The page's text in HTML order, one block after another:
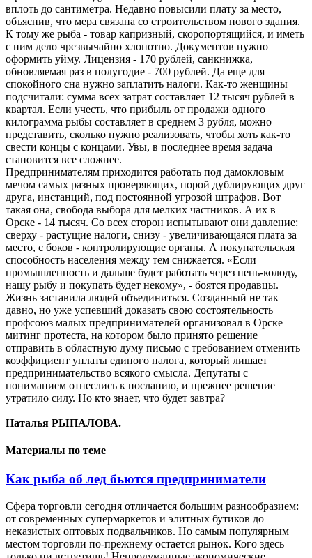
вплоть до сантиметра. Недавно повысили плату за место,
объяснив, что мера связана со строительством нового здания.
К тому же рыба - товар капризный, скоропортящийся, и иметь
с ним дело чрезвычайно хлопотно. Документов нужно
оформить уйму. Лицензия - 170 рублей, санкнижка,
обновляемая раз в полугодие - 700 рублей. Да еще для
спокойного сна нужно заплатить налоги. Как-то женщины
подсчитали: сумма всех затрат составляет 12 тысяч рублей в
квартал. Если учесть, что прибыль от продажи одного
килограмма рыбы составляет в среднем 3 рубля, можно
представить, сколько нужно реализовать, чтобы хоть как-то
свести концы с концами. Увы, в последнее время задача
становится все сложнее.
Предпринимателям приходится работать под дамокловым
мечом самых разных проверяющих, порой дублирующих друг
друга, инстанций, под постоянной угрозой штрафов. Вот
такая она, свобода выбора для мелких частников. А их в
Орске - 14 тысяч. Со всех сторон испытывают они давление:
сверху - растущие налоги, снизу - увеличивающаяся плата за
место, с боков - контролирующие органы. А покупательская
способность населения между тем снижается. «Если
промышленность и дальше будет работать через пень-колоду,
нашу рыбу и покупать будет некому», - боятся продавцы.
Жизнь заставила людей объединиться. Созданный не так
давно, но уже успевший доказать свою состоятельность
профсоюз малых предпринимателей организовал в Орске
митинг протеста, на котором было принято решение
отправить в областную думу письмо с требованием отменить
коэффициент уплаты единого налога, который лишает
предпринимательство всякого смысла. Депутаты с
пониманием отнеслись к посланию, и прежнее решение
утратило силу. Но кто знает, что будет завтра?
Наталья РЫПАЛОВА.
Материалы по теме
Как рыба об лед бьются предприниматели
Сфера торговли сегодня отличается большим разнообразием:
от современных супермаркетов и элитных бутиков до
неказистых оптовых подвальчиков. Но самым популярным
местом торговли по-прежнему остается рынок. Кого здесь